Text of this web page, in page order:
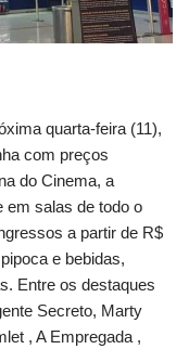
quarta-feira (11),
com preços
do Cinema, a
em salas de todo o
a partir de R$
e bebidas,
Entre os destaques
Secreto, Marty
, A Empregada ,